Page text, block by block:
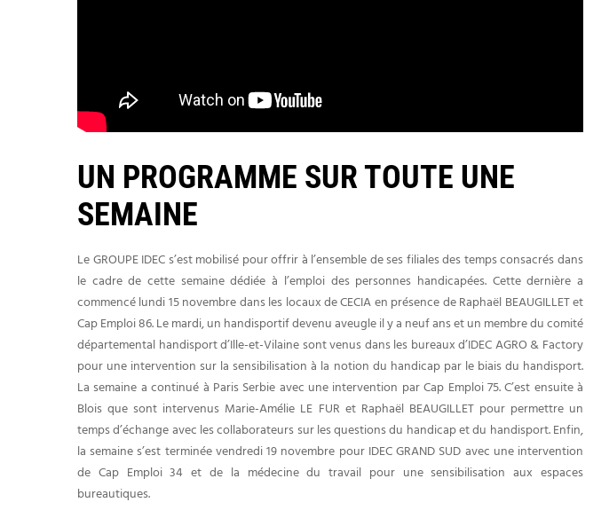
UN PROGRAMME SUR TOUTE UNE
SEMAINE
Le GROUPE IDEC s’est mobilisé pour offrir à l’ensemble de ses filiales des temps consacrés dans
le cadre de cette semaine dédiée à l’emploi des personnes handicapées. Cette dernière a
commencé lundi 15 novembre dans les locaux de CECIA en présence de Raphaël BEAUGILLET et
Cap Emploi 86. Le mardi, un handisportif devenu aveugle il y a neuf ans et un membre du comité
départemental handisport d’Ille-et-Vilaine sont venus dans les bureaux d’IDEC AGRO & Factory
pour une intervention sur la sensibilisation à la notion du handicap par le biais du handisport.
La semaine a continué à Paris Serbie avec une intervention par Cap Emploi 75. C’est ensuite à
Blois que sont intervenus Marie-Amélie LE FUR et Raphaël BEAUGILLET pour permettre un
temps d’échange avec les collaborateurs sur les questions du handicap et du handisport. Enfin,
la semaine s’est terminée vendredi 19 novembre pour IDEC GRAND SUD avec une intervention
de Cap Emploi 34 et de la médecine du travail pour une sensibilisation aux espaces
bureautiques.